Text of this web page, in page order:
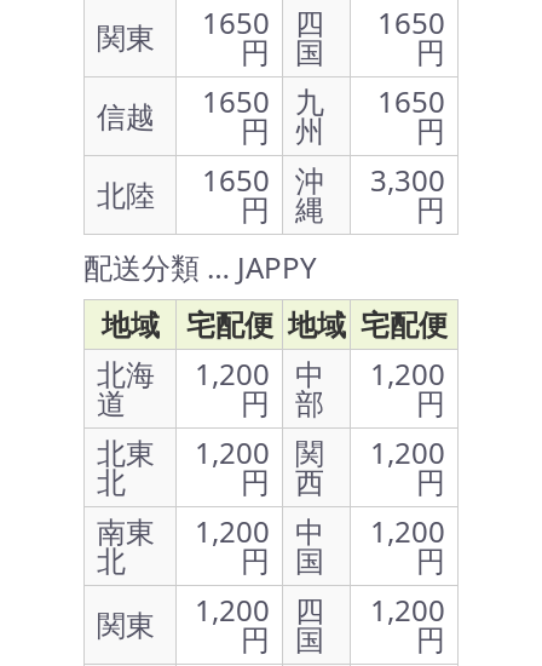
関東
1650
円
四
国
1650
円
信越
1650
円
九
州
1650
円
北陸
1650
円
沖
縄
3,300
円
配送分類 … JAPPY
地域
宅配便 地域 宅配便
北海
道
1,200
円
中
部
1,200
円
北東
北
1,200
円
関
西
1,200
円
南東
北
1,200
円
中
国
1,200
円
関東
1,200
円
四
国
1,200
円